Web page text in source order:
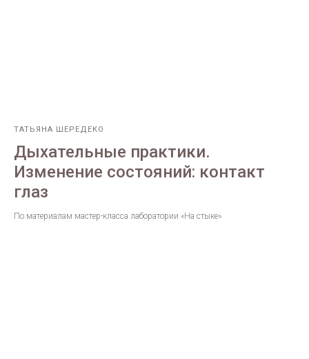
ТАТЬЯНА ШЕРЕДЕКО
Дыхательные практики.
Изменение состояний: контакт
глаз
По материалам мастер-класса лаборатории «На стыке» ​